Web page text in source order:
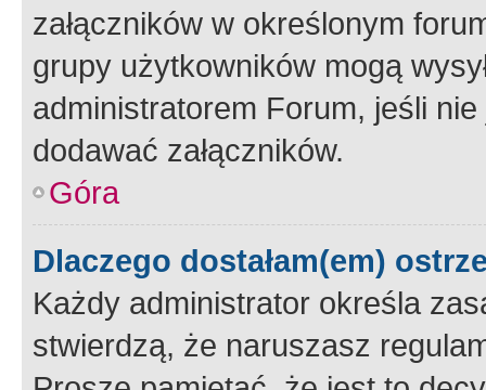
załączników w określonym
grupy użytkowników mogą
administratorem Forum, jeśli
dodawać załączników.
Góra
Dlaczego dostałam(em)
Każdy administrator określa
stwierdzą, że naruszasz